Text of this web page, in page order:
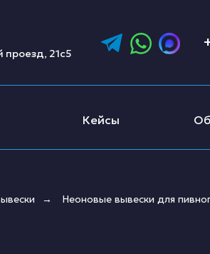
Кейсы
проезд, 21с5
→ Неоновые вывески для